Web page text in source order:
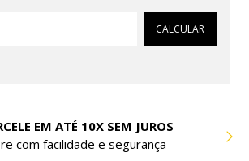
Alterar CEP
CALCULAR
EM ATÉ 10X SEM JUROS
com facilidade e segurança